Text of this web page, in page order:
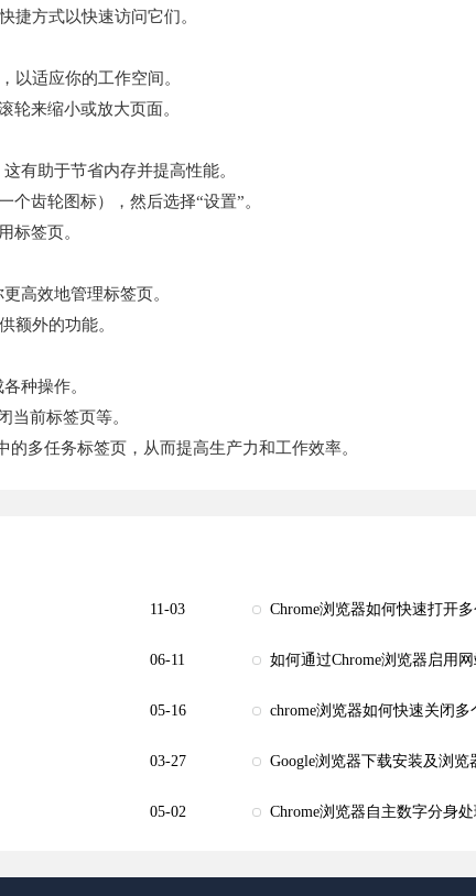
捷方式以快速访问它们。
以适应你的工作空间。
轮来缩小或放大页面。
有助于节省内存并提高性能。
齿轮图标），然后选择“设置”。
标签页。
高效地管理标签页。
额外的功能。
种操作。
当前标签页等。
多任务标签页，从而提高生产力和工作效率。
11-03 Chrome浏览器如何快速打开
06-11 如何通过Chrome浏览器启用
05-16 chrome浏览器如何快速关闭多
03-27 Google浏览器下载安装及浏
05-02 Chrome浏览器自主数字分身